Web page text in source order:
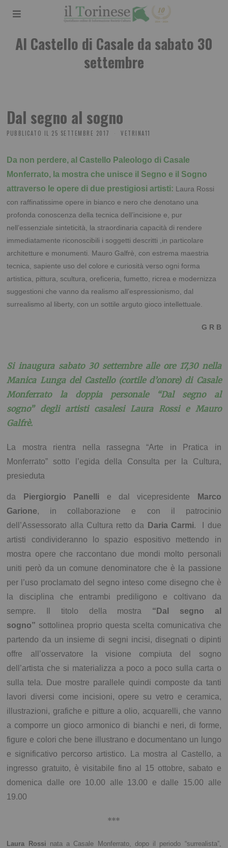
Al Castello di Casale da sabato 30
settembre
Dal segno al sogno
PUBBLICATO IL 25 SETTEMBRE 2017 VETRINA11
Da non perdere, al Castello Paleologo di Casale
Monferrato, la mostra che unisce il Segno e il Sogno
attraverso le opere di due prestigiosi artisti: Laura Rossi
con raffinatissime opere in bianco e nero che denotano una
profonda conoscenza della tecnica dell’incisione e, pur
nell’essenziale sinteticità, la straordinaria capacità di rendere
immediatamente riconoscibili i soggetti descritti ,in particolare
architetture e monumenti. Mauro Galfrè, con estrema maestria
tecnica, sapiente uso del colore e curiosità verso ogni forma
artistica, pittura, scultura, oreficeria, fumetto, ricrea e modernizza
suggestioni che vanno da realismo all’espressionismo, dal
surrealismo al liberty, con un sottile arguto gioco intellettuale.
G R B
Si inaugura sabato 30 settembre alle ore 17,30 nella
Manica Lunga del Castello (cortile d’onore) di Casale
Monferrato la doppia personale “Dal segno al
sogno” degli artisti casalesi Laura Rossi e Mauro
Galfrè.
La mostra rientra nella rassegna “Arte in Pratica in
Monferrato” sotto l’egida della Consulta per la Cultura,
presieduta
da Piergiorgio Panelli e dal vicepresidente
Marco
Garione, in collaborazione e con il patrocinio
dell’Assessorato alla Cultura retto da
Daria Carmi.
I due
artisti condivideranno lo spazio espositivo mettendo in
mostra opere che raccontano due mondi molto personali
uniti però da un comune denominatore che è la passione
per l’uso proclamato del segno inteso come disegno che è
la disciplina che entrambi prediligono e coltivano da
sempre. Il titolo della mostra “Dal segno al
sogno” sottolinea proprio questa scelta comunicativa che
partendo da un insieme di segni incisi, disegnati o dipinti
offre all’osservatore la visione compiuta del sogno
dell’artista che si materializza a poco a poco sulla carta o
sulla tela. Due mostre parallele quindi composte da tanti
lavori diversi come incisioni, opere su vetro e ceramica,
illustrazioni, grafiche e pitture a olio, acquarelli, che vanno
a comporre un gioco armonico di bianchi e neri, di forme,
figure e colori che bene illustrano e documentano un lungo
e significativo percorso artistico.
La mostra al Castello, a
ingresso gratuito, è visitabile fino al 15 ottobre, sabato e
domenica dalle ore 10.00 alle 13.00 e dalle 15.00 alle
19.00
***
Laura Rossi nata a Casale Monferrato, dopo il periodo “surrealista”,